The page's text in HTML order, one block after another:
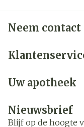
Neem contact
Uw apotheek
Nieuwsbrief
Blijf op de hoogte